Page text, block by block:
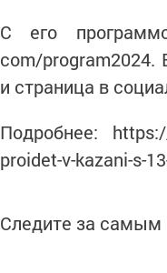
С его
com/program2024.
и страница в
Подробнее:
proidet-v-kazani-s-
Следите за